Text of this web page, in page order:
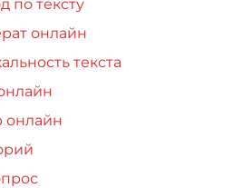
по тексту
онлайн
текста
онлайн